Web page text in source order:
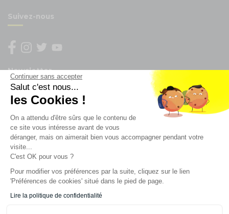
Continuer sans accepter
Salut c'est nous...
les Cookies !
On a attendu d'être sûrs que le contenu de
ce site vous intéresse avant de vous
déranger, mais on aimerait bien vous accompagner pendant votre
visite...
C'est OK pour vous ?
Pour modifier vos préférences par la suite, cliquez sur le lien
'Préférences de cookies' situé dans le pied de page.
Lire la politique de confidentialité
Suivez-nous
Newsletter
Enregistrez vous à la newsletter
Restez à l'actualité sur nos produits et les offres du
moment
NOS SERVICES
INFORMATIONS